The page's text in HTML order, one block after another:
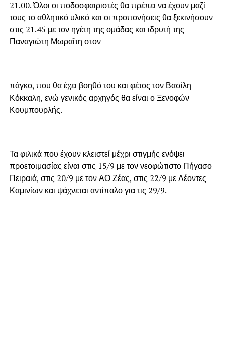
21.00. Όλοι οι ποδοσφαιριστές θα πρέπει να έχουν μαζί
τους το αθλητικό υλικό και οι προπονήσεις θα ξεκινήσουν
στις 21.45 με τον ηγέτη της ομάδας και ιδρυτή της
Παναγιώτη Μωραΐτη στον
πάγκο, που θα έχει βοηθό του και φέτος τον Βασίλη
Κόκκαλη, ενώ γενικός αρχηγός θα είναι ο Ξενοφών
Κουμπουρλής.
Τα φιλικά που έχουν κλειστεί μέχρι στιγμής ενόψει
προετοιμασίας είναι στις 15/9 με τον νεοφώτιστο Πήγασο
Πειραιά, στις 20/9 με τον ΑΟ Ζέας, στις 22/9 με Λέοντες
Καμινίων και ψάχνεται αντίπαλο για τις 29/9.